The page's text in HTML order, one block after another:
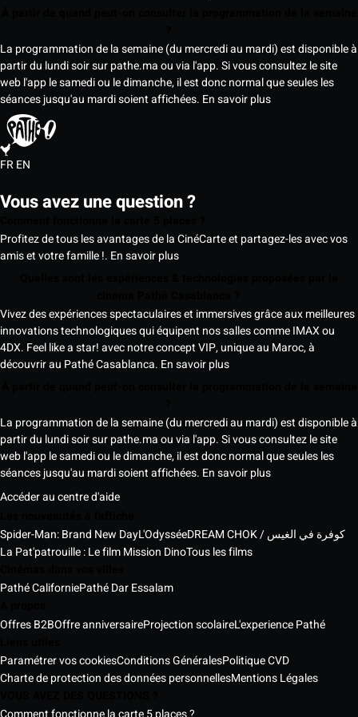
La programmation de la semaine (du mercredi au mardi) est disponible à
partir du lundi soir sur pathe.ma ou via l'app. Si vous consultez le site
web l'app le samedi ou le dimanche, il est donc normal que seules les
séances jusqu'au mardi soient affichées. En savoir plus
FREN
Vous avez une question ?
Profitez de tous les avantages de la CinéCarte et partagez-les avec vos
amis et votre famille !. En savoir plus
Vivez des expériences spectaculaires et immersives grâce aux meilleures
innovations technologiques qui équipent nos salles comme IMAX ou
4DX. Feel like a star! avec notre concept VIP, unique au Maroc, à
découvrir au Pathé Casablanca. En savoir plus
La programmation de la semaine (du mercredi au mardi) est disponible à
partir du lundi soir sur pathe.ma ou via l'app. Si vous consultez le site
web l'app le samedi ou le dimanche, il est donc normal que seules les
séances jusqu'au mardi soient affichées. En savoir plus
Accéder au centre d'aide
Spider-Man: Brand New DayL'Odyssée
DREAM CHOK / كوفرة في الغيس
La Pat'patrouille : Le film Mission DinoTous les films
Pathé CaliforniePathé Dar Essalam
Offres B2BOffre anniversaireProjection scolaireL'experience Pathé
Paramétrer vos cookiesConditions GénéralesPolitique CVD
Charte de protection des données personnellesMentions Légales